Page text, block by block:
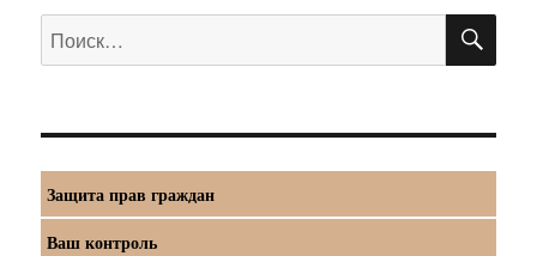
Искать:
Защита прав граждан
Ваш контроль